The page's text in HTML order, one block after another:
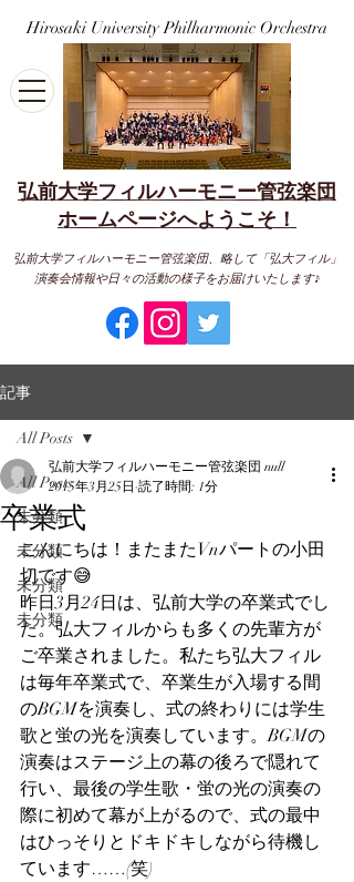
弘前大学フィルハーモニー管弦楽団
​ホームページへようこそ！
Hirosaki University Philharmonic Orchestra
弘前大学フィルハーモニー管弦楽団、略して「弘大フィル」
演奏会情報や日々の活動の様子をお届けいたします♪
記事
All Posts
未分類
未分類
未分類
未分類
All Posts
卒業式
弘前大学フィルハーモニー管弦楽団 null
2015年3月25日 読了時間: 1分
こんにちは！またまたVnパートの小田
切です😅
昨日3月24日は、弘前大学の卒業式でし
た。弘大フィルからも多くの先輩方が
ご卒業されました。私たち弘大フィル
は毎年卒業式で、卒業生が入場する間
のBGMを演奏し、式の終わりには学生
歌と蛍の光を演奏しています。BGMの
演奏はステージ上の幕の後ろで隠れて
行い、最後の学生歌・蛍の光の演奏の
際に初めて幕が上がるので、式の最中
はひっそりとドキドキしながら待機し
ています……(笑)